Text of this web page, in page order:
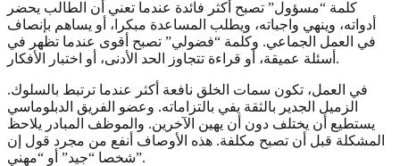
كلمة “مسؤول” تصبح أكثر فائدة عندما تعني أن الطالب يحضر
أدواته، وينهي واجباته، ويطلب المساعدة مبكرا، أو يساهم بإنصاف
في العمل الجماعي. وكلمة “فضولي” تصبح أقوى عندما تظهر في
أسئلة عميقة، أو قراءة تتجاوز الحد الأدنى، أو اختبار الأفكار.
في العمل، تكون سمات الخلق نافعة أكثر عندما ترتبط بالسلوك.
الزميل الجدير بالثقة يفي بالتزاماته. وعضو الفريق الدبلوماسي
يستطيع أن يختلف دون أن يهين الآخرين. والموظف المبادر يلاحظ
المشكلة قبل أن تصبح مكلفة. هذه الأوصاف أنفع من مجرد قول إن
شخصا “جيد” أو “مهني”.